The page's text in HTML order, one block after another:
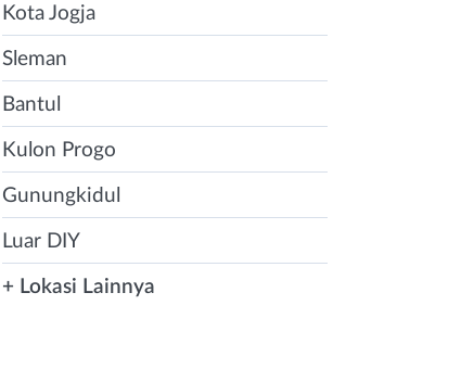
Kota Jogja
Sleman
Bantul
Kulon Progo
Gunungkidul
Luar DIY
+ Lokasi Lainnya